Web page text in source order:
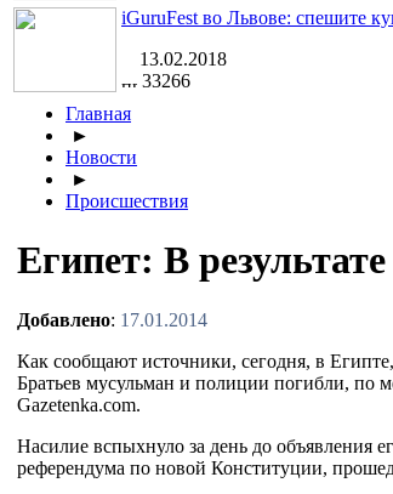
iGuruFest во Львове: спешите
13.02.2018
33266
Главная
►
Новости
►
Происшествия
Египет: В
Добавлено: 17.01.2014
Как сообщают источники, сегодня, в
Братьев мусульман и полиции погибли, по
Gazetenka.com.
Насилие вспыхнуло за день до объявления
референдума по новой Конституции,